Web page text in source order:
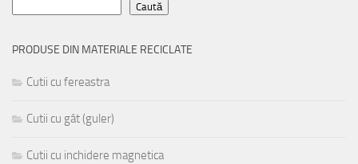
Caută
PRODUSE DIN MATERIALE RECICLATE
Cutii cu fereastra
Cutii cu gât (guler)
Cutii cu inchidere magnetica